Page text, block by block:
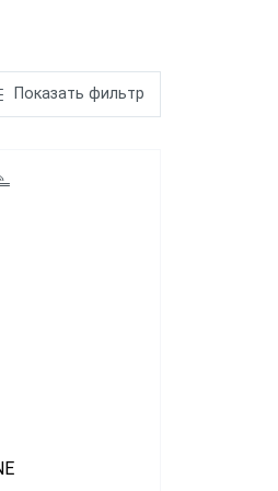
ШТРИХ-М-01Ф
Показать фильтр